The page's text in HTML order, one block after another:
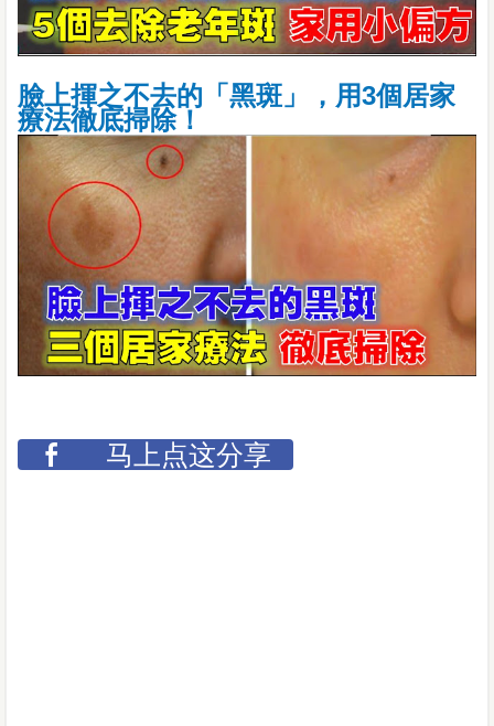
臉上揮之不去的「黑斑」，用3個居家
療法徹底掃除！
马上点这分享